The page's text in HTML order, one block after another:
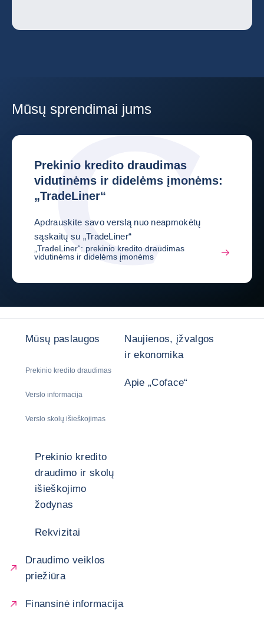
Mūsų sprendimai jums
Prekinio kredito draudimas
vidutinėms ir didelėms įmonėms:
„TradeLiner“
Apdrauskite savo verslą nuo neapmokėtų
sąskaitų su „TradeLiner“
„TradeLiner“: prekinio kredito draudimas
vidutinėms ir didelėms įmonėms
Mūsų paslaugos
Prekinio kredito draudimas
Verslo informacija
Verslo skolų išieškojimas
Naujienos, įžvalgos
ir ekonomika
Apie „Coface“
Prekinio kredito
draudimo ir skolų
išieškojimo
žodynas
Rekvizitai
Draudimo veiklos
priežiūra
Finansinė informacija